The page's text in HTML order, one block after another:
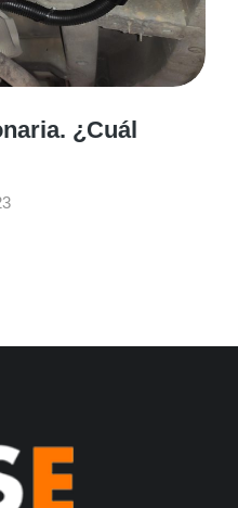
¿Cuál